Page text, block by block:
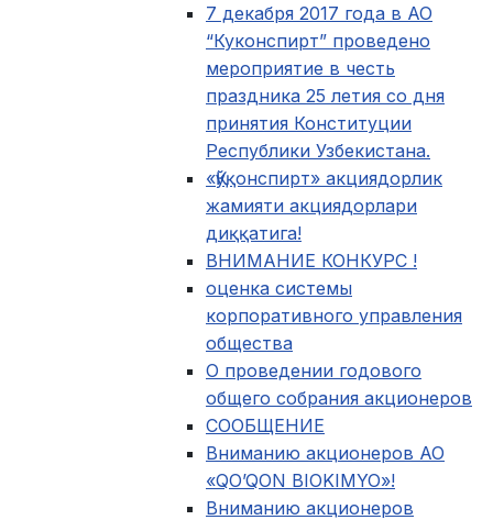
7 декабря 2017 года в АО
“Куконспирт” проведено
мероприятие в честь
праздника 25 летия со дня
принятия Конституции
Республики Узбекистана.
«Қўқонспирт» акциядорлик
жамияти акциядорлари
диққатига!
ВНИМАНИЕ КОНКУРС !
оценка системы
корпоративного управления
общества
О проведении годового
общего собрания акционеров
СООБЩЕНИЕ
Вниманию акционеров АО
«QO’QON BIOKIMYO»!
Вниманию акционеров